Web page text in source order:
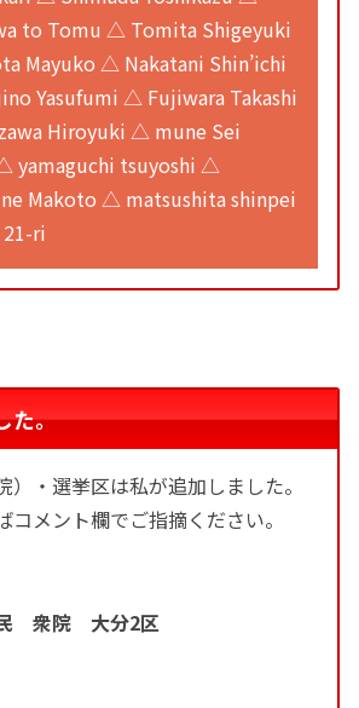
to Tomu △ Tomita Shigeyuki
Mayuko △ Nakatani Shin’ichi
Yasufumi △ Fujiwara Takashi
Hiroyuki △ mune Sei
yamaguchi tsuyoshi △
Makoto △ matsushita shinpei
ri
た。
）・選挙区は私が追加しました。
コメント欄でご指摘ください。
衆院 大分2区